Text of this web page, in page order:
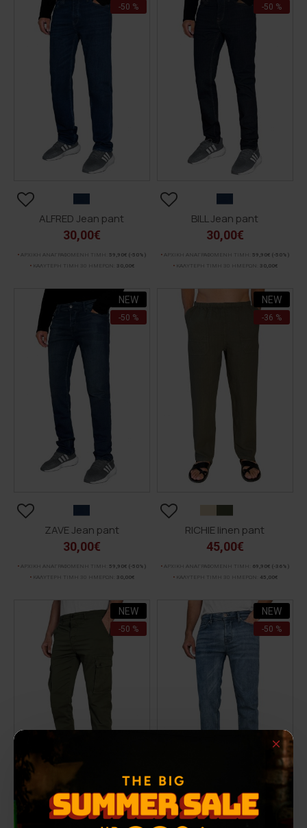
-50 %
ALFRED Jean pant
30,00€
ΑΡΧΙΚΗ ΑΝΑΓΡΑΦΟΜΕΝΗ ΤΙΜΗ: 59,90€ (-50%)
ΚΑΛΥΤΕΡΗ ΤΙΜΗ 30 ΗΜΕΡΩΝ:
30,00€
-50 %
BILL Jean pant
30,00€
ΑΡΧΙΚΗ ΑΝΑΓΡΑΦΟΜΕΝΗ ΤΙΜΗ: 59,90€ (-50%)
ΚΑΛΥΤΕΡΗ ΤΙΜΗ 30 ΗΜΕΡΩΝ:
30,00€
NEW
-50 %
ZAVE Jean pant
30,00€
ΑΡΧΙΚΗ ΑΝΑΓΡΑΦΟΜΕΝΗ ΤΙΜΗ: 59,90€ (-50%)
ΚΑΛΥΤΕΡΗ ΤΙΜΗ 30 ΗΜΕΡΩΝ:
30,00€
NEW
-36 %
RICHIE linen pant
45,00€
ΑΡΧΙΚΗ ΑΝΑΓΡΑΦΟΜΕΝΗ ΤΙΜΗ: 69,90€ (-36%)
ΚΑΛΥΤΕΡΗ ΤΙΜΗ 30 ΗΜΕΡΩΝ:
45,00€
NEW
-50 %
NEW
-50 %